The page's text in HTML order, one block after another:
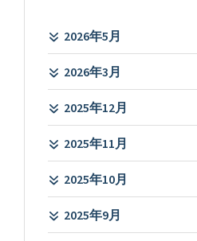
2026年5月
2026年3月
2025年12月
2025年11月
2025年10月
2025年9月